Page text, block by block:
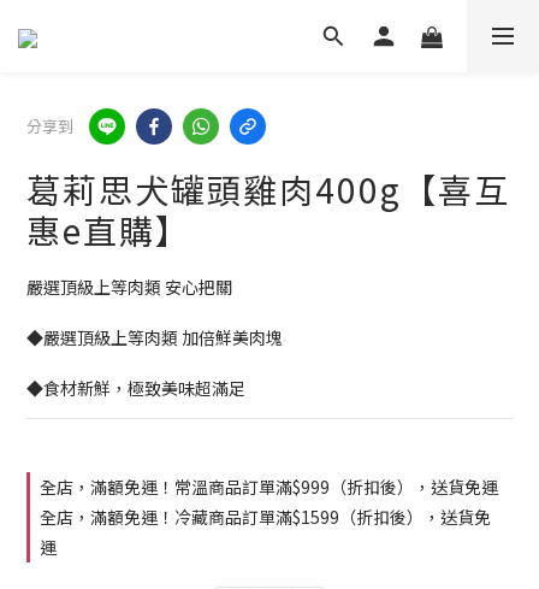
分享到
葛莉思犬罐頭雞肉400g【喜互
惠e直購】
嚴選頂級上等肉類 安心把關
◆嚴選頂級上等肉類 加倍鮮美肉塊
◆食材新鮮，極致美味超滿足
全店，滿額免運！常溫商品訂單滿$999（折扣後），送貨免運
全店，滿額免運！冷藏商品訂單滿$1599（折扣後），送貨免
運